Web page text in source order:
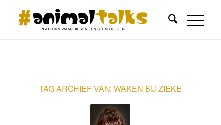
TAG ARCHIEF VAN: WAKEN BIJ ZIEKE